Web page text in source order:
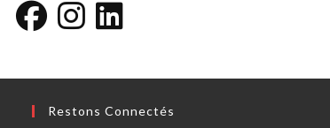
dans
nouvel
dans
nouvel
dans
nouvel
Restons Connectés